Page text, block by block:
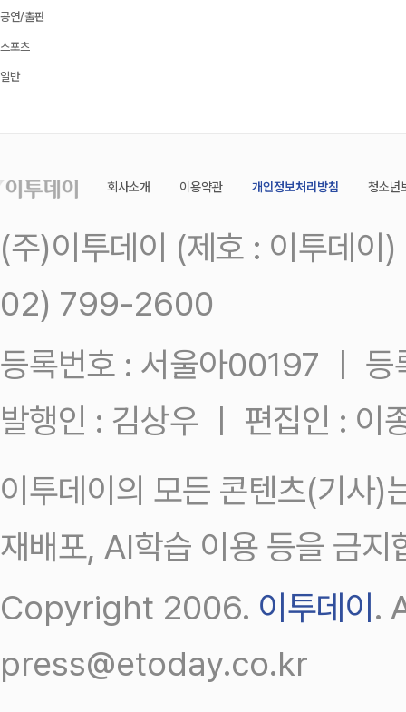
공연/출판
스포츠
일반
회사소개 이용약관 개인정보처리방침 청소년
(주)이투데이 (제호 : 이투데
02) 799-2600
등록번호 : 서울아00197 ㅣ
발행인 : 김상우 ㅣ 편집인 : 이
이투데이의 모든 콘텐츠(기사)
재배포, AI학습 이용 등을 금지
Copyright 2006. 이투데이.
press@etoday.co.kr